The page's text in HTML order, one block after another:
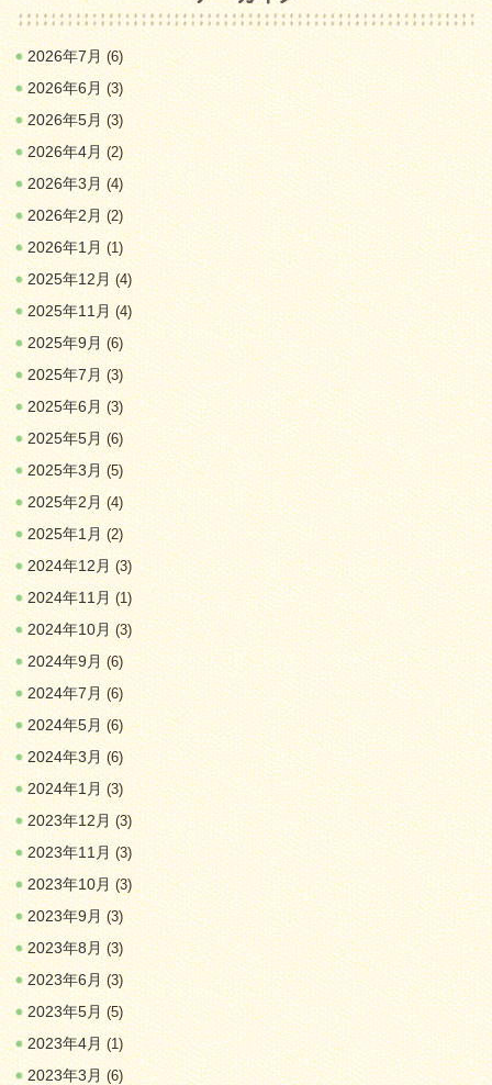
2026年7月(6)
2026年6月(3)
2026年5月(3)
2026年4月(2)
2026年3月(4)
2026年2月(2)
2026年1月(1)
2025年12月(4)
2025年11月(4)
2025年9月(6)
2025年7月(3)
2025年6月(3)
2025年5月(6)
2025年3月(5)
2025年2月(4)
2025年1月(2)
2024年12月(3)
2024年11月(1)
2024年10月(3)
2024年9月(6)
2024年7月(6)
2024年5月(6)
2024年3月(6)
2024年1月(3)
2023年12月(3)
2023年11月(3)
2023年10月(3)
2023年9月(3)
2023年8月(3)
2023年6月(3)
2023年5月(5)
2023年4月(1)
2023年3月(6)